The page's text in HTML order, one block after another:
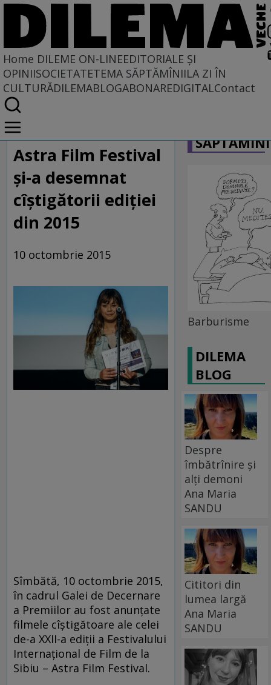
Home DILEME ON-LINEEDITORIALE ȘI
OPINIISOCIETATETEMA SĂPTĂMÎNIILA ZI ÎN
CULTURĂDILEMABLOGABONAREDIGITALContact
Home
Dileme on-line
Astra Film Festival
și-a desemnat
cîștigătorii ediției
din 2015
10 octombrie 2015
Sîmbătă, 10 octombrie 2015,
în cadrul Galei de Decernare
a Premiilor au fost anunțate
filmele cîștigătoare ale celei
de-a XXII-a ediții a Festivalului
Internațional de Film de la
Sibiu – Astra Film Festival.
Barburisme
DILEMA
BLOG
Despre
îmbătrînire și
alți demoni
Ana Maria
SANDU
Cititori din
lumea largă
Ana Maria
SANDU